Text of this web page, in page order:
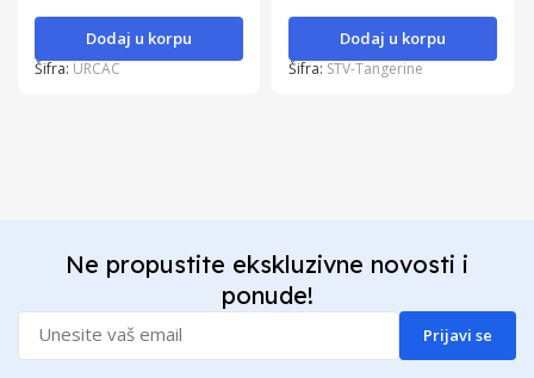
Dodaj u korpu
Šifra: URCAC
Dodaj u korpu
Šifra: STV-Tangerine
Ne propustite ekskluzivne novosti i
ponude!
Prijavi se